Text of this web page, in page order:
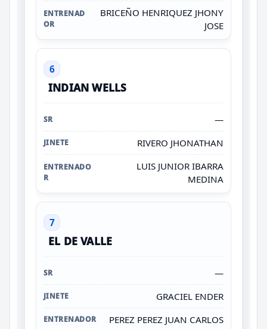
BRICEÑO HENRIQUEZ JHONY
JOSE
6
INDIAN WELLS
—
RIVERO JHONATHAN
LUIS JUNIOR IBARRA
MEDINA
7
EL DE VALLE
—
GRACIEL ENDER
PEREZ PEREZ JUAN CARLOS